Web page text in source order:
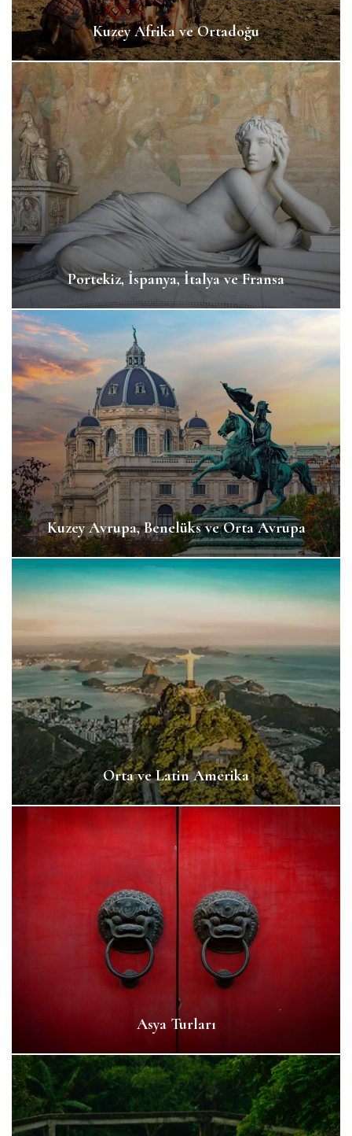
Kuzey Afrika ve Ortadoğu
Portekiz, İspanya, İtalya ve Fransa
Kuzey Avrupa, Benelüks ve Orta Avrupa
Orta ve Latin Amerika
Asya Turları